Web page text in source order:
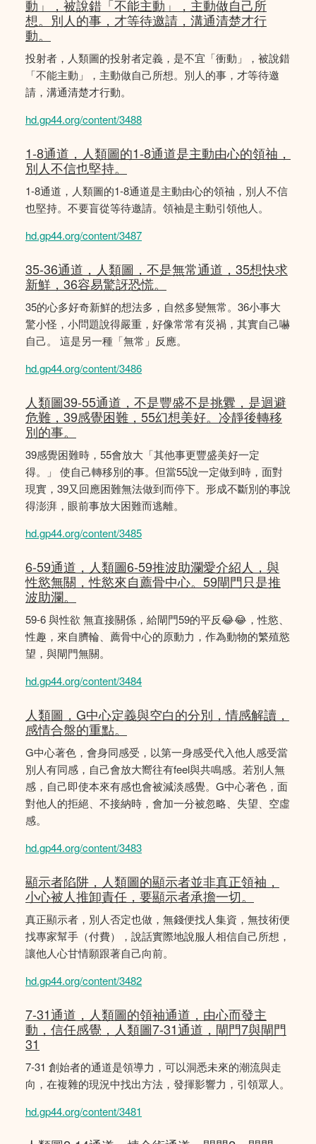
動」，被說錯「不能主動」，主動做自己所
想。別人的事，才等待邀請，溝通清楚才行
動。
投射者，人類圖的投射者定義，是不宜「衝動」，被說錯
「不能主動」，主動做自己所想。別人的事，才等待邀
請，溝通清楚才行動。
hd.gp44.org/content/3488
1-8通道，人類圖的1-8通道是主動由心的領䄂，
別人不信也堅持。
1-8通道，人類圖的1-8通道是主動由心的領䄂，別人不信
也堅持。不要盲從等待邀請。領袖是主動引領他人。
hd.gp44.org/content/3487
35-36通道，人類圖，不是無常通道，35想快求
新鮮，36容易驚訝恐慌。
35的心多好奇新鮮的想法多，自然多變無常。36小事大
驚小怪，小問題說得嚴重，好像常常有災禍，其實自己嚇
自己。 這是另一種「無常」反應。
hd.gp44.org/content/3486
人類圖39-55通道，不是豐盛不是挑釁，是迴避
危難，39感覺困難，55幻想美好。冷靜後轉移
別的事。
39感覺困難時，55會放大「其他事更豐盛美好一定
得。」 使自己轉移別的事。但當55說一定做到時，面對
現實，39又回應困難無法做到而停下。形成不斷別的事說
得澎湃，眼前事放大困難而逃離。
hd.gp44.org/content/3485
6-59通道，人類圖6-59推波助瀾愛介紹人，與
性慾無關，性慾來自薦骨中心。59閘門只是推
波助瀾。
59-6 與性欲 無直接關係，給閘門59的平反😂😂，性慾、
性趣，來自臍輪、薦骨中心的原動力，作為動物的繁殖慾
望，與閘門無關。
hd.gp44.org/content/3484
人類圖，G中心定義與空白的分別，情感解讀，
感情合盤的重點。
G中心著色，會身同感受，以第一身感受代入他人感受當
別人有同感，自己會放大嚮往有feel與共鳴感。若別人無
感，自己即使本來有感也會被減淡感覺。G中心著色，面
對他人的拒絕、不接納時，會加一分被忽略、失望、空虛
感。
hd.gp44.org/content/3483
顯示者陷阱，人類圖的顯示者並非真正領袖，
小心被人推卸責任，要顯示者承擔一切。
真正顯示者，別人否定也做，無錢便找人集資，無技術便
找專家幫手（付費），說話實際地說服人相信自己所想，
讓他人心甘情願跟著自己向前。
hd.gp44.org/content/3482
7-31通道，人類圖的領袖通道，由心而發主
動，信任感覺，人類圖7-31通道，閘門7與閘門
31
7-31 創始者的通道是領導力，可以洞悉未來的潮流與走
向，在複雜的現況中找出方法，發揮影響力，引領眾人。
hd.gp44.org/content/3481